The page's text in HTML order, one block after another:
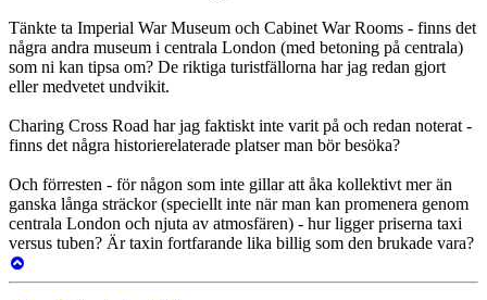
Tänkte ta Imperial War Museum och Cabinet War Rooms - finns det
några andra museum i centrala London (med betoning på centrala)
som ni kan tipsa om? De riktiga turistfällorna har jag redan gjort
eller medvetet undvikit.
Charing Cross Road har jag faktiskt inte varit på och redan noterat -
finns det några historierelaterade platser man bör besöka?
Och förresten - för någon som inte gillar att åka kollektivt mer än
ganska långa sträckor (speciellt inte när man kan promenera genom
centrala London och njuta av atmosfären) - hur ligger priserna taxi
versus tuben? Är taxin fortfarande lika billig som den brukade vara?